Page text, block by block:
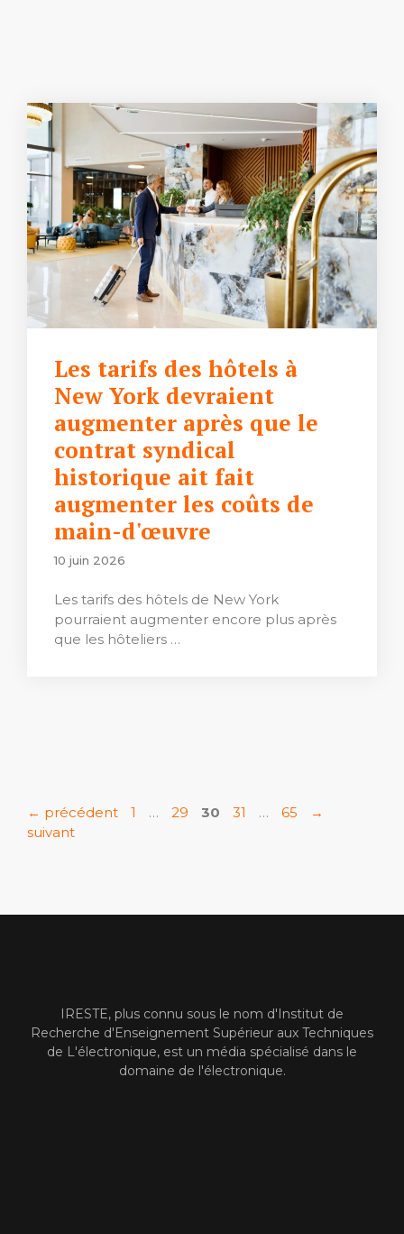
Les tarifs des hôtels à
New York devraient
augmenter après que le
contrat syndical
historique ait fait
augmenter les coûts de
main-d'œuvre
10 juin 2026
Les tarifs des hôtels de New York
pourraient augmenter encore plus après
que les hôteliers …
← précédent Page
1 … Page
29 Page
30 Page
31 … Page
65
→
suivant
IRESTE, plus connu sous le nom d'Institut de
Recherche d'Enseignement Supérieur aux Techniques
de L'électronique, est un média spécialisé dans le
domaine de l'électronique.